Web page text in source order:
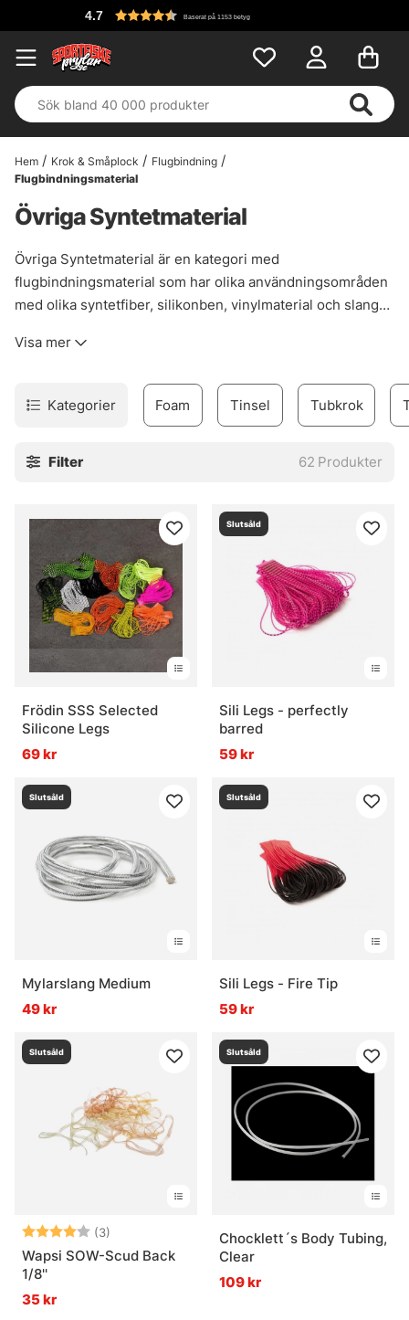
Baserat på 1153 betyg
Hem Krok & Småplock
Flugbindning
Flugbindningsmaterial
Övriga Syntetmaterial
Övriga Syntetmaterial är en kategori med
flugbindningsmaterial som har olika användningsområden
med olika syntetfiber, silikonben, vinylmaterial och slangar.
material som är utöver det vanliga för att kunna hitta på
Visa mer
Kategorier Foam Tinsel Tubkrok
Filter 62 Produkter
Frödin SSS Selected
Silicone Legs
69 kr
Slutsåld
Sili Legs - perfectly
barred
59 kr
Slutsåld
Mylarslang Medium
49 kr
Slutsåld
Sili Legs - Fire Tip
59 kr
Slutsåld
Betyg: (3)
4.0 utav 5 stjärnor
Wapsi SOW-Scud Back
1/8''
35 kr
Slutsåld
Chocklett´s Body Tubing,
Clear
109 kr